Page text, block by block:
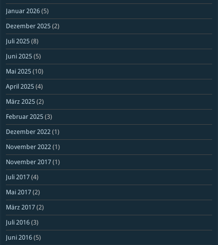
Januar 2026 (5)
Dezember 2025 (2)
Juli 2025 (8)
Juni 2025 (5)
Mai 2025 (10)
April 2025 (4)
März 2025 (2)
Februar 2025 (3)
Dezember 2022 (1)
November 2022 (1)
November 2017 (1)
Juli 2017 (4)
Mai 2017 (2)
März 2017 (2)
Juli 2016 (3)
Juni 2016 (5)